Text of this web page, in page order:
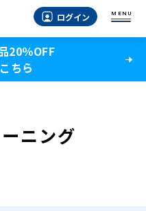
ログイン MENU
20％OFF
ちら
ニング